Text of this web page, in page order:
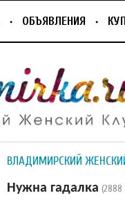
ОБЪЯВЛЕНИЯ
ВЛАДИМИРСКИЙ
Нужна гадалка